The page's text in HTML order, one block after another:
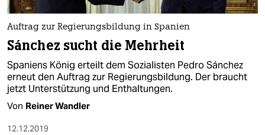
Auftrag zur Regierungsbildung in Spanien
Sánchez sucht die Mehrheit
Spaniens König erteilt dem Sozialisten Pedro Sánchez
erneut den Auftrag zur Regierungsbildung. Der braucht
jetzt Unterstützung und Enthaltungen.
Von Reiner Wandler
12.12.2019